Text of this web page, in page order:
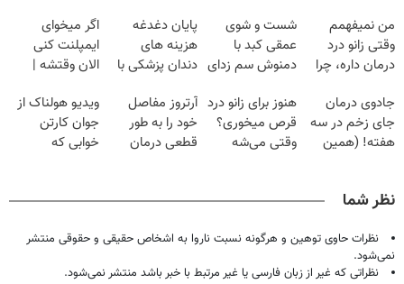
من نمیفهمم
وقتی زانو درد
درمان داره، چرا
تحمل میکنی؟❗
شست و شوی
عمقی کبد با
دمنوش سم زدای
پایان دغدغه
هزینه های
دندان پزشکی با
خانگی
اگر میخوای
ایمپلنت کنی
الان وقتشه |
میلیون تومان!!!
جادوی درمان
جای زخم در سه
هفته! (همین
هنوز برای زانو درد
قرص میخوری؟
وقتی می‌شه
آرتروز مفاصل
خود را به طور
قطعی درمان
ویدیو هولناک از
جوان کارتن
خوابی که
نظر شما
نظرات حاوی توهین و هرگونه نسبت ناروا به اشخاص حقیقی و حقوقی منتشر
نمی‌شود.
نظراتی که غیر از زبان فارسی یا غیر مرتبط با خبر باشد منتشر نمی‌شود.